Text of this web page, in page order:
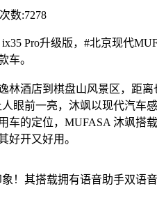
数:7278
Pro升级版，#北京现代
车。
林酒店到棋盘山风景区，距离
眼前一亮，沐飒以现代汽车
车的定位，MUFASA 沐飒搭
好开又好用。
！其搭载拥有语音助手双语